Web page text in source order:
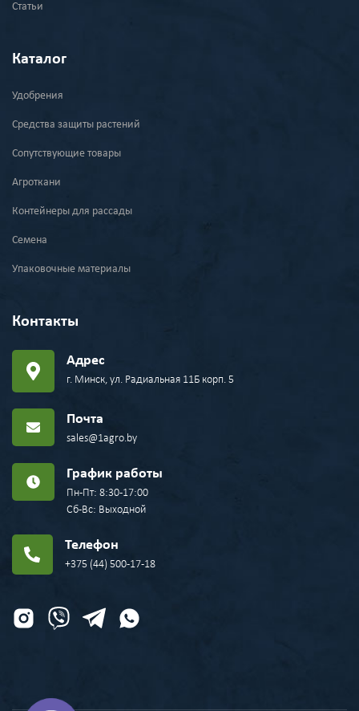
Статьи
Каталог
Удобрения
Средства защиты растений
Сопутствующие товары
Агроткани
Контейнеры для рассады
Семена
Упаковочные материалы
Контакты
Адрес
г. Минск, ул. Радиальная 11Б корп. 5
Почта
sales@1agro.by
График работы
Пн-Пт: 8:30-17:00
Сб-Вс: Выходной
Телефон
+375 (44) 500-17-18